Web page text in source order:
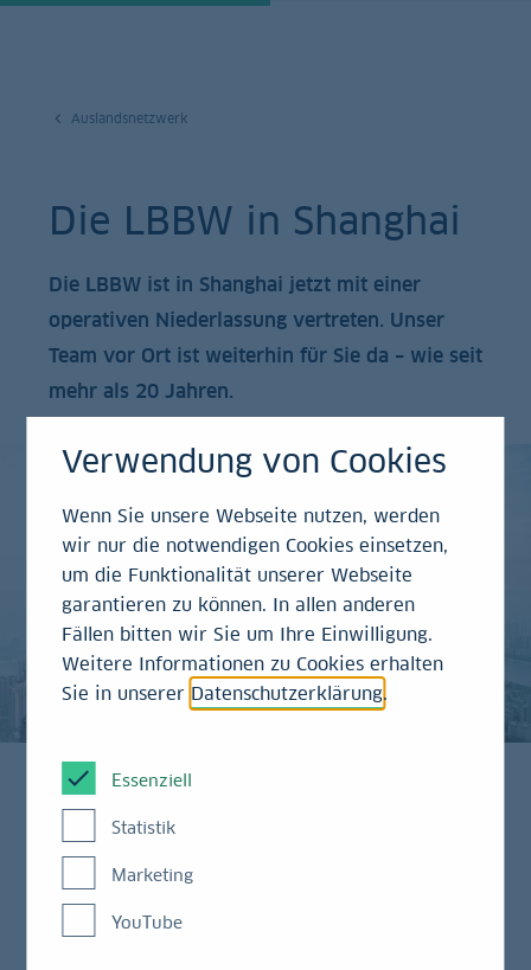
Auslandsnetzwerk
Die LBBW in Shanghai
Die LBBW ist in Shanghai jetzt mit einer
operativen Niederlassung vertreten. Unser
Team vor Ort ist weiterhin für Sie da – wie seit
mehr als 20 Jahren.
Bereits im Jahr 2000 eröffnete die LBBW ein Büro in
Shanghai, dem größten Wirtschafts- und
Finanzzentrum Chinas. Seit September 2022 bieten
wir in der LBBW-Niederlassung in Shanghai unseren
Verwendung von Cookies
Wenn Sie unsere Webseite nutzen, werden
wir nur die notwendigen Cookies einsetzen,
um die Funktionalität unserer Webseite
garantieren zu können. In allen anderen
Fällen bitten wir Sie um Ihre Einwilligung.
Weitere Informationen zu Cookies erhalten
Sie in unserer Datenschutzerklärung.
Essenziell
Statistik
Marketing
YouTube